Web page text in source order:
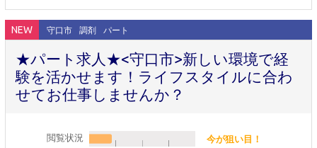
NEW 守口市 調剤 パート
★パート求人★<守口市>新しい環境で経
験を活かせます！ライフスタイルに合わ
せてお仕事しませんか？
閲覧状況 今が狙い目！